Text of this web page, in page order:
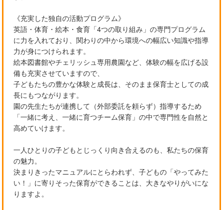
《充実した独自の活動プログラム》
英語・体育・絵本・食育「4つの取り組み」の専門プログラム
に力を入れており、関わりの中から環境への幅広い知識や指導
力が身につけられます。
絵本図書館やチェリッシュ専用農園など、体験の幅を広げる設
備も充実させていますので、
子どもたちの豊かな体験と成長は、そのまま保育士としての成
長にもつながります。
園の先生たちが連携して（外部委託を頼らず）指導するため
「一緒に考え、一緒に育つチーム保育」の中で専門性を自然と
高めていけます。
一人ひとりの子どもとじっくり向き合えるのも、私たちの保育
の魅力。
決まりきったマニュアルにとらわれず、子どもの「やってみた
い！」に寄りそった保育ができることは、大きなやりがいにな
りますよ。